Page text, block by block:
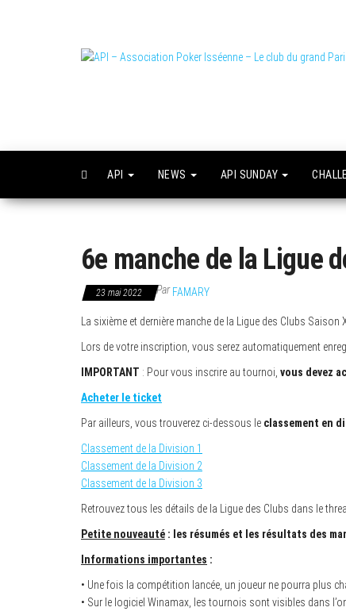
API NEWS API SUNDAY
6e manche de la Ligue
23 mai 2022 ParFAMARY
La sixième et dernière manche de la Ligue des Clubs Saison
Lors de votre inscription, vous serez automatiquement
IMPORTANT : Pour vous inscrire au tournoi, vous devez
Acheter le ticket
Par ailleurs, vous trouverez ci-dessous le classement en
Classement de la Division 1
Classement de la Division 2
Classement de la Division 3
Retrouvez tous les détails de la Ligue des Clubs dans le
Petite nouveauté : les résumés et les résultats des
Informations importantes :
• Une fois la compétition lancée, un joueur ne pourra plus
• Sur le logiciel Winamax, les tournois sont visibles dans